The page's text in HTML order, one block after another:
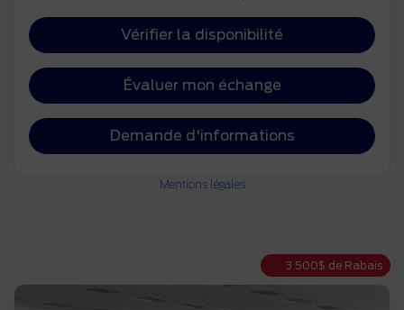
Vérifier la disponibilité
Évaluer mon échange
Demande d'informations
Mentions légales
3 500$ de Rabais